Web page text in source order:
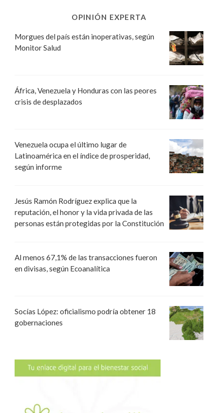
OPINIÓN EXPERTA
Morgues del país están inoperativas, según
Monitor Salud
África, Venezuela y Honduras con las peores
crisis de desplazados
Venezuela ocupa el último lugar de
Latinoamérica en el índice de prosperidad,
según informe
Jesús Ramón Rodríguez explica que la
reputación, el honor y la vida privada de las
personas están protegidas por la Constitución
Al menos 67,1% de las transacciones fueron
en divisas, según Ecoanalítica
Socías López: oficialismo podría obtener 18
gobernaciones